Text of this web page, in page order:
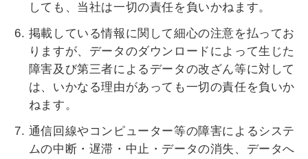
しても、当社は一切の責任を負いかねます。
掲載している情報に関して細心の注意を払ってお
りますが、データのダウンロードによって生じた
障害及び第三者によるデータの改ざん等に対して
は、いかなる理由があっても一切の責任を負いか
ねます。
通信回線やコンピューター等の障害によるシステ
ムの中断・遅滞・中止・データの消失、データへ